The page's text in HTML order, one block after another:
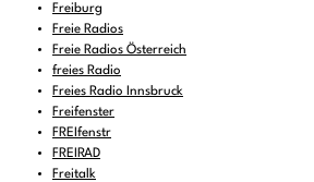
Freiburg
Freie Radios
Freie Radios Österreich
freies Radio
Freies Radio Innsbruck
Freifenster
FREIfenstr
FREIRAD
Freitalk